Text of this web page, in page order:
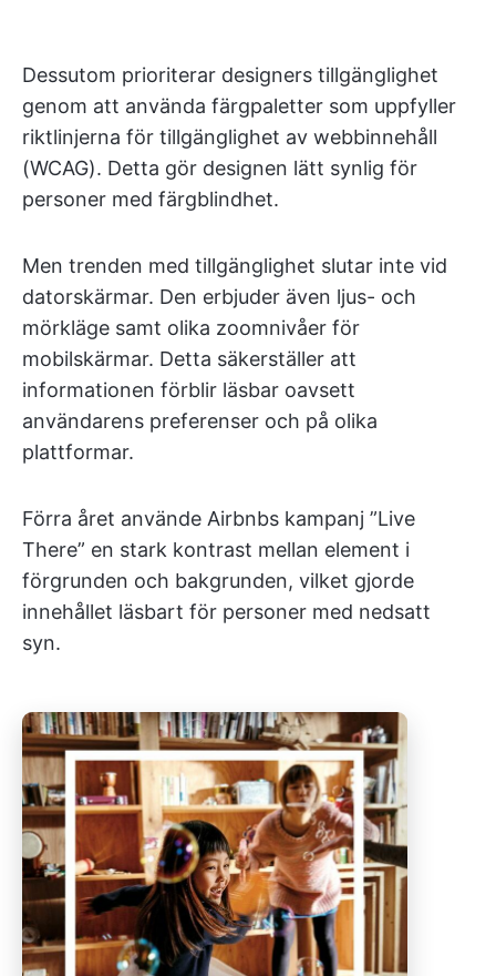
Dessutom prioriterar designers tillgänglighet
genom att använda färgpaletter som uppfyller
riktlinjerna för tillgänglighet av webbinnehåll
(WCAG). Detta gör designen lätt synlig för
personer med färgblindhet.
Men trenden med tillgänglighet slutar inte vid
datorskärmar. Den erbjuder även ljus- och
mörkläge samt olika zoomnivåer för
mobilskärmar. Detta säkerställer att
informationen förblir läsbar oavsett
användarens preferenser och på olika
plattformar.
Förra året använde Airbnbs kampanj ”Live
There” en stark kontrast mellan element i
förgrunden och bakgrunden, vilket gjorde
innehållet läsbart för personer med nedsatt
syn.